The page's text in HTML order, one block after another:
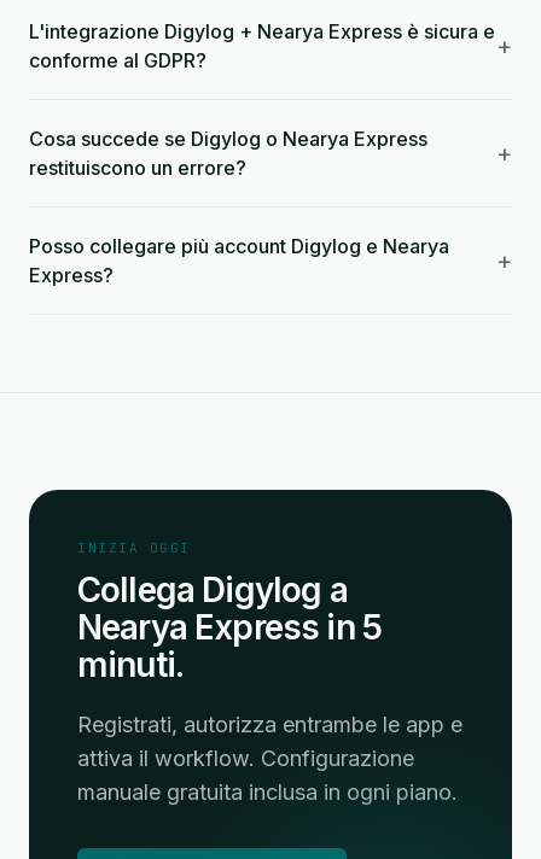
L'integrazione Digylog + Nearya Express è sicura e
conforme al GDPR?
+
Cosa succede se Digylog o Nearya Express
restituiscono un errore?
+
Posso collegare più account Digylog e Nearya
Express?
+
INIZIA OGGI
Collega Digylog a
Nearya Express in 5
minuti.
Registrati, autorizza entrambe le app e
attiva il workflow. Configurazione
manuale gratuita inclusa in ogni piano.